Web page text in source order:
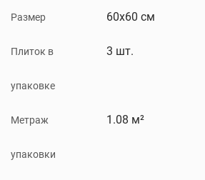
Размер 60x60 см
Плиток в
упаковке
3 шт.
Метраж
упаковки
1.08 м²